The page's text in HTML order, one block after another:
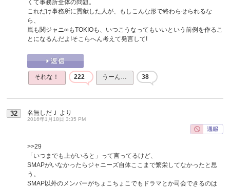
くて事務所全体の問題。
これだけ事務所に貢献した人が、もしこんな形で終わらせられるな
ら、
嵐も関ジャニ∞もTOKIOも、いつこうなってもいいという前例を作るこ
とになるんだよ!そこらへん考えて発言して!
それな！ 222 うーん… 38
32 名無しだＪ より
2016年1月18日 3:35 PM
>>29
「いつまでも上がいると」って言ってるけど、
SMAPがいなかったらジャニーズ自体ここまで繁栄してなかったと思
う。
SMAP以外のメンバーがちょこちょこでもドラマとか司会できるのは